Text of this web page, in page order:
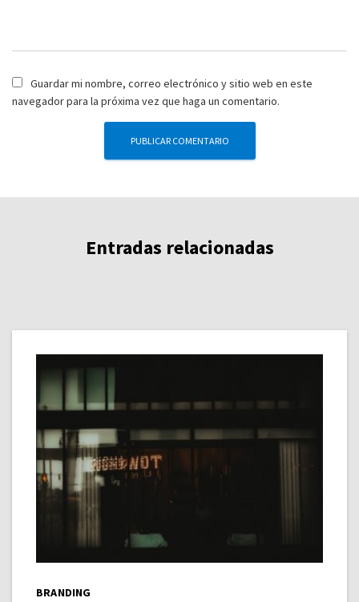
Guardar mi nombre, correo electrónico y sitio web en este
navegador para la próxima vez que haga un comentario.
Entradas relacionadas
BRANDING